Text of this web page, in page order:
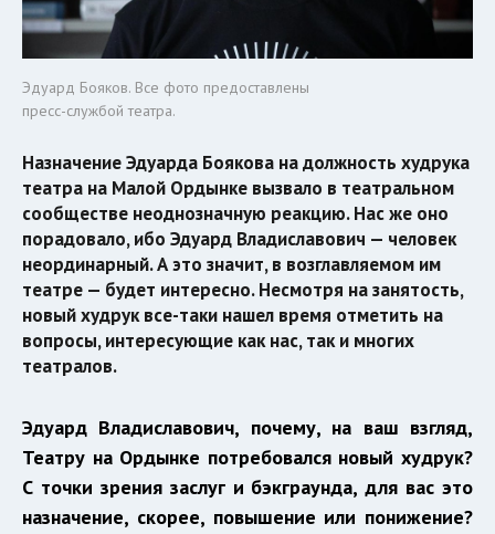
Эдуард Бояков. Все фото предоставлены
пресс-службой театра.
Назначение Эдуарда Боякова на должность худрука
театра на Малой Ордынке вызвало в театральном
сообществе неоднозначную реакцию. Нас же оно
порадовало, ибо Эдуард Владиславович — человек
неординарный. А это значит, в возглавляемом им
театре — будет интересно. Несмотря на занятость,
новый худрук все-таки нашел время отметить на
вопросы, интересующие как нас, так и многих
театралов.
Эдуард Владиславович, почему, на ваш взгляд,
Театру на Ордынке потребовался новый худрук?
С точки зрения заслуг и бэкграунда, для вас это
назначение, скорее, повышение или понижение?